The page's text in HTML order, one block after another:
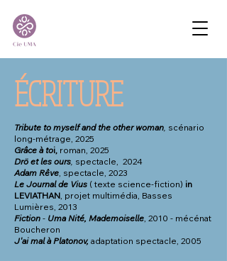
ÉCRITURE
Tribute to myself and the other woman, scénario
long-métrage, 2025
Grâce à toi, roman, 2025
Drö et les ours, spectacle, 2024
Adam Rêve, spectacle, 2023
Le Journal de Vius ( texte science-fiction) in
LEVIATHAN, projet multimédia, Basses
Lumières, 2013
Fiction - Uma Nité, Mademoiselle, 2010 - mécénat
Boucheron
J'ai mal à Platonov, adaptation spectacle, 2005